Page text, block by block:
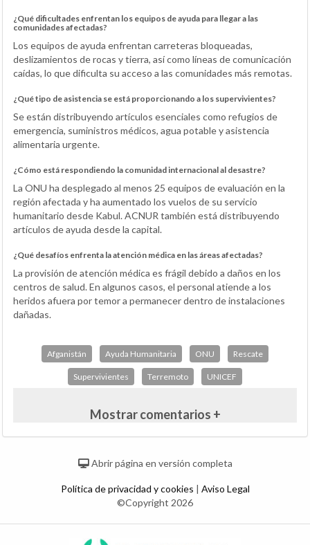
¿Qué dificultades enfrentan los equipos de ayuda para llegar a las
comunidades afectadas?
Los equipos de ayuda enfrentan carreteras bloqueadas,
deslizamientos de rocas y tierra, así como líneas de comunicación
caídas, lo que dificulta su acceso a las comunidades más remotas.
¿Qué tipo de asistencia se está proporcionando a los supervivientes?
Se están distribuyendo artículos esenciales como refugios de
emergencia, suministros médicos, agua potable y asistencia
alimentaria urgente.
¿Cómo está respondiendo la comunidad internacional al desastre?
La ONU ha desplegado al menos 25 equipos de evaluación en la
región afectada y ha aumentado los vuelos de su servicio
humanitario desde Kabul. ACNUR también está distribuyendo
artículos de ayuda desde la capital.
¿Qué desafíos enfrenta la atención médica en las áreas afectadas?
La provisión de atención médica es frágil debido a daños en los
centros de salud. En algunos casos, el personal atiende a los
heridos afuera por temor a permanecer dentro de instalaciones
dañadas.
Afganistán Ayuda Humanitaria ONU Rescate
Supervivientes Terremoto UNICEF
Mostrar comentarios +
Abrir página en versión completa
Política de privacidad y cookies | Aviso Legal
©Copyright 2026